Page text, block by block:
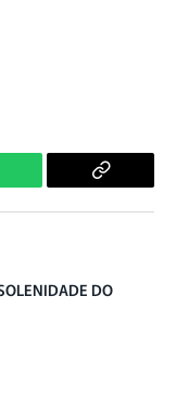
Copiar
DO